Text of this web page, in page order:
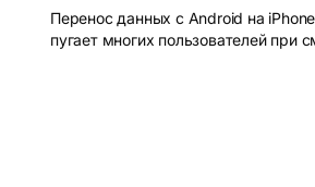
Перенос данных с Android на
пугает многих пользователей при